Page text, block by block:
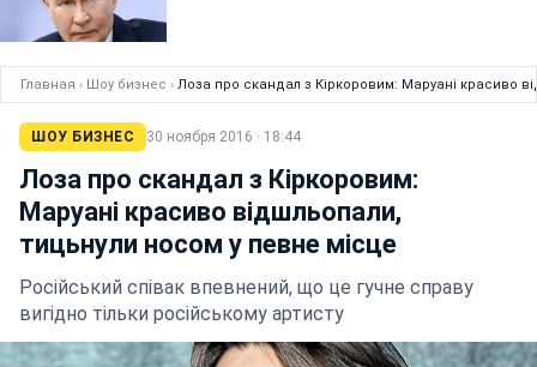
Главная › Шоу бизнес › Лоза про скандал з Кіркоровим: Маруані красиво
ШОУ БИЗНЕС 30 ноября 2016 · 18:44
Лоза про скандал з Кіркоровим:
Маруані красиво відшльопали,
тицьнули носом у певне місце
Російський співак впевнений, що це гучне справу
вигідно тільки російському артисту